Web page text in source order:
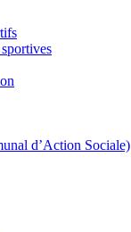
d’Action Sociale)